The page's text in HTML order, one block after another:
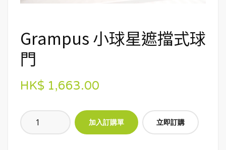
Grampus 小球星遮擋式球
門
HK$ 1,663.00
立即訂購